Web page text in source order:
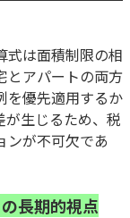
式は面積制限の相
とアパートの両方
を優先適用するか
が生じるため、税
ンが不可欠であ
長期的視点